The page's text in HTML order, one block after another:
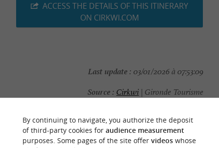
ACCESS THE DETAILS OF THIS ITINERARY
ON CIRKWI.COM
Last update : 03/01/2026 à 07:53:09
Source : Cirkwi | Gironde Tourisme
By continuing to navigate, you authorize the deposit
of third-party cookies for audience measurement
purposes. Some pages of the site offer videoswhose